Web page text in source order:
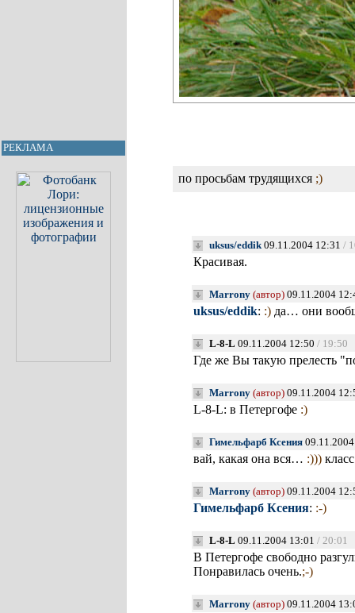
РЕКЛАМА
по просьбам трудящихся ;)
uksus/eddik09.11.2004 12:31 /
Красивая.
Marrony (автор) 09.11.2004
uksus/eddik: :) да… они
L-8-L 09.11.2004 12:50 / 19:50
Где же Вы такую прелесть
Marrony (автор) 09.11.2004
L-8-L: в Петергофе :)
Гимельфарб Ксения
вай, какая она вся… :)))
Marrony (автор) 09.11.2004
Гимельфарб Ксения: :-)
L-8-L 09.11.2004 13:01 / 20:01
В Петергофе свободно
Понравилась очень.;-)
Marrony (автор) 09.11.2004